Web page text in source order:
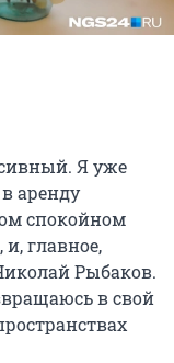
Я уже
аренду
спокойном
главное,
Рыбаков.
в свой